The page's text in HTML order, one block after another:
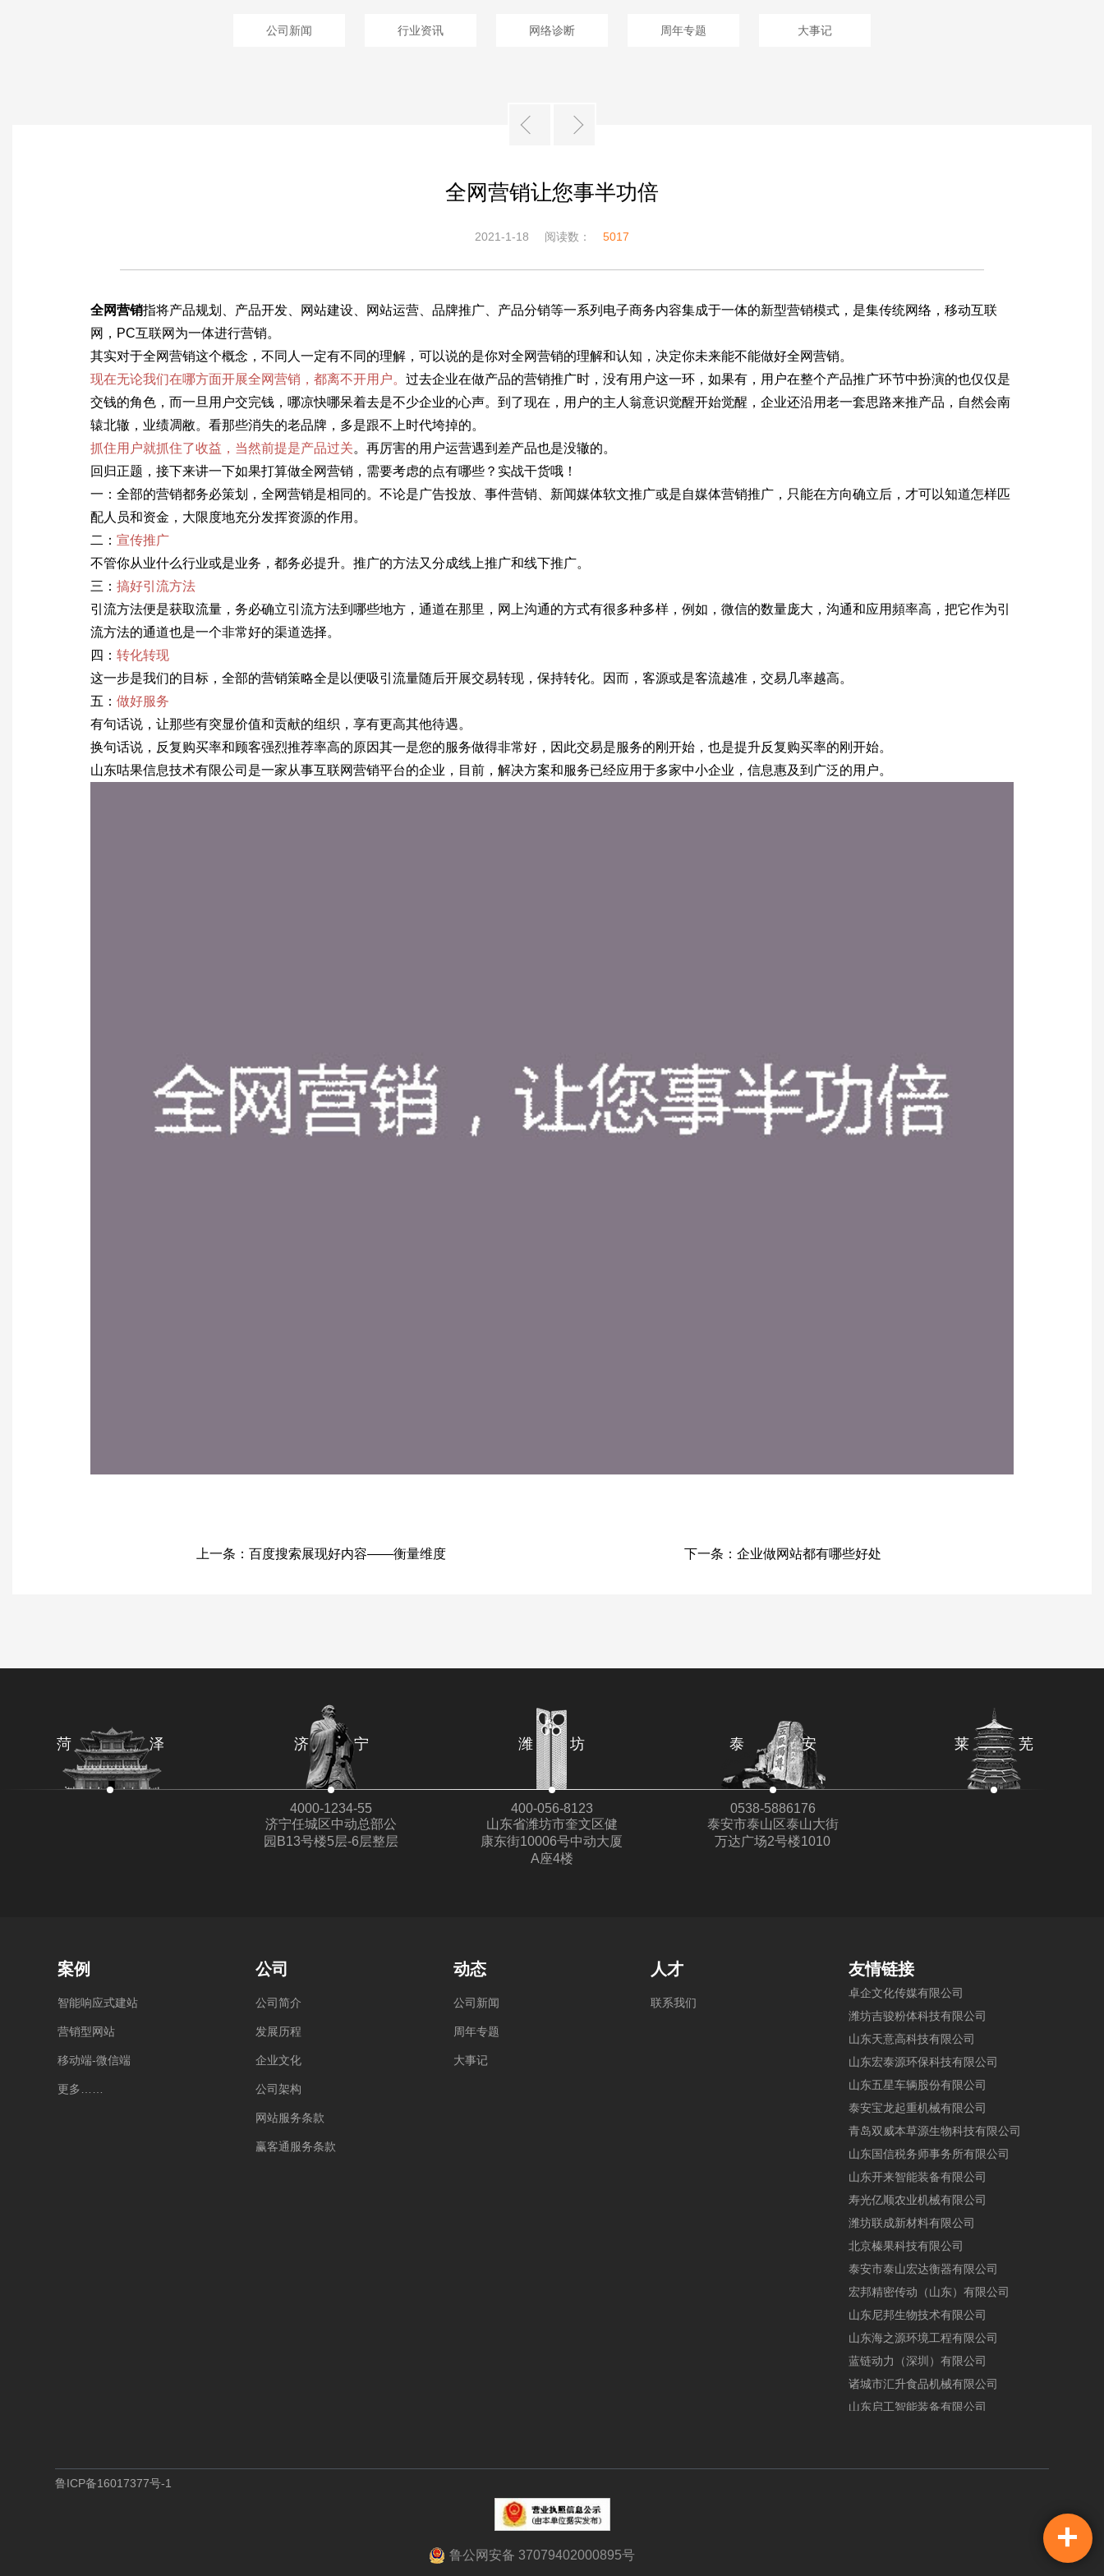
公司新闻 行业资讯 网络诊断 周年专题 大事记
全网营销让您事半功倍
2021-1-18 阅读数： 5017
全网营销指将产品规划、产品开发、网站建设、网站运营、品牌推广、产品分销等一系列电子商务内容集成于一体的新型营销模式，是集传统网络，移动互联
网，PC互联网为一体进行营销。
其实对于全网营销这个概念，不同人一定有不同的理解，可以说的是你对全网营销的理解和认知，决定你未来能不能做好全网营销。
现在无论我们在哪方面开展全网营销，都离不开用户。 过去企业在做产品的营销推广时，没有用户这一环，如果有，用户在整个产品推广环节中扮演的也仅仅是
交钱的角色，而一旦用户交完钱，哪凉快哪呆着去是不少企业的心声。到了现在，用户的主人翁意识觉醒开始觉醒，企业还沿用老一套思路来推产品，自然会南
辕北辙，业绩凋敝。看那些消失的老品牌，多是跟不上时代垮掉的。
抓住用户就抓住了收益，当然前提是产品过关。再厉害的用户运营遇到差产品也是没辙的。
回归正题，接下来讲一下如果打算做全网营销，需要考虑的点有哪些？实战干货哦！
一：全部的营销都务必策划，全网营销是相同的。不论是广告投放、事件营销、新闻媒体软文推广或是自媒体营销推广，只能在方向确立后，才可以知道怎样匹
配人员和资金，大限度地充分发挥资源的作用。
二： 宣传推广
不管你从业什么行业或是业务，都务必提升。推广的方法又分成线上推广和线下推广。
三： 搞好引流方法
引流方法便是获取流量，务必确立引流方法到哪些地方，通道在那里，网上沟通的方式有很多种多样，例如，微信的数量庞大，沟通和应用頻率高，把它作为引
流方法的通道也是一个非常好的渠道选择。
四： 转化转现
这一步是我们的目标，全部的营销策略全是以便吸引流量随后开展交易转现，保持转化。因而，客源或是客流越准，交易几率越高。
五： 做好服务
有句话说，让那些有突显价值和贡献的组织，享有更高其他待遇。
换句话说，反复购买率和顾客强烈推荐率高的原因其一是您的服务做得非常好，因此交易是服务的刚开始，也是提升反复购买率的刚开始。
山东咕果信息技术有限公司是一家从事互联网营销平台的企业，目前，解决方案和服务已经应用于多家中小企业，信息惠及到广泛的用户。
上一条： 百度搜索展现好内容——衡量维度 下一条： 企业做网站都有哪些好处
+
菏 泽 济 宁
4000-1234-55
济宁任城区中动总部公
园B13号楼5层-6层整层
潍 坊
400-056-8123
山东省潍坊市奎文区健
康东街10006号中动大厦
A座4楼
泰 安
0538-5886176
泰安市泰山区泰山大街
万达广场2号楼1010
莱 芜
案例
智能响应式建站
营销型网站
移动端-微信端
更多
公司
公司简介
发展历程
企业文化
公司架构
网站服务条款
赢客通 服务条款
动态
公司 新闻
周年专题
大事记
人才
联系我们
友情链接
卓企文化传媒有限公司
潍坊吉骏粉体科技有限公司
山东天意高科技有限公司
山东宏泰源环保科技有限公司
山东五星车辆股份有限公司
泰安宝龙起重机械有限公司
青岛双 威本草源生物科技有限公司
山东国信税务师事务所有限公司
山东开来智能装备有限公司
寿光亿顺农业机械有限公司
潍坊联成新材料有限公司
北京榛果科技有限公司
泰安市泰山宏达衡器有限公司
宏邦精密传动 （山东）有限公司
山东尼邦生物技术有限公司
山东海之源环境工程有限公司
蓝链动力 （深圳 ）有限公司
诸城市汇升食品机械有限公司
山东启工智能装备有限公司
鲁ICP备16017377号-1
鲁公网安备 37079402000895号